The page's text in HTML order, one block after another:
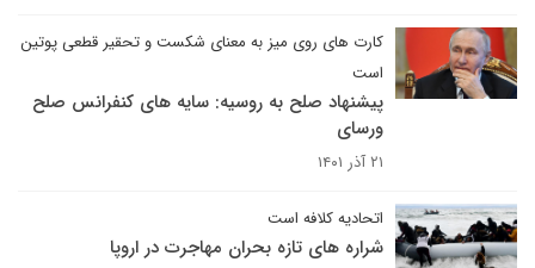
کارت های روی میز به معنای شکست و تحقیر قطعی پوتین
است
پیشنهاد صلح به روسیه: سایه های کنفرانس صلح
ورسای
۲۱ آذر ۱۴۰۱
اتحادیه کلافه است
شراره های تازه بحران مهاجرت در اروپا